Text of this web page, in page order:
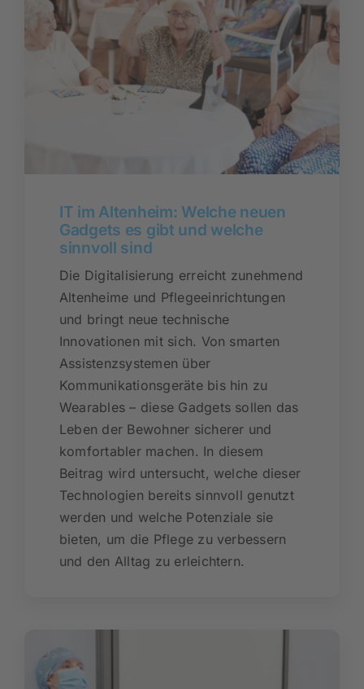
IT im Altenheim: Welche neuen
Gadgets es gibt und welche
sinnvoll sind
Die Digitalisierung erreicht zunehmend
Altenheime und Pflegeeinrichtungen
und bringt neue technische
Innovationen mit sich. Von smarten
Assistenzsystemen über
Kommunikationsgeräte bis hin zu
Wearables – diese Gadgets sollen das
Leben der Bewohner sicherer und
komfortabler machen. In diesem
Beitrag wird untersucht, welche dieser
Technologien bereits sinnvoll genutzt
werden und welche Potenziale sie
bieten, um die Pflege zu verbessern
und den Alltag zu erleichtern.